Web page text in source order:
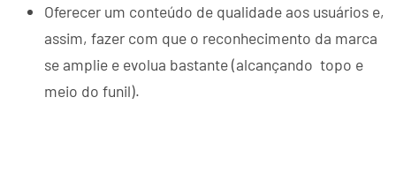
Oferecer um conteúdo de qualidade aos usuários e,
assim, fazer com que o reconhecimento da marca
se amplie e evolua bastante (alcançando topo e
meio do funil).